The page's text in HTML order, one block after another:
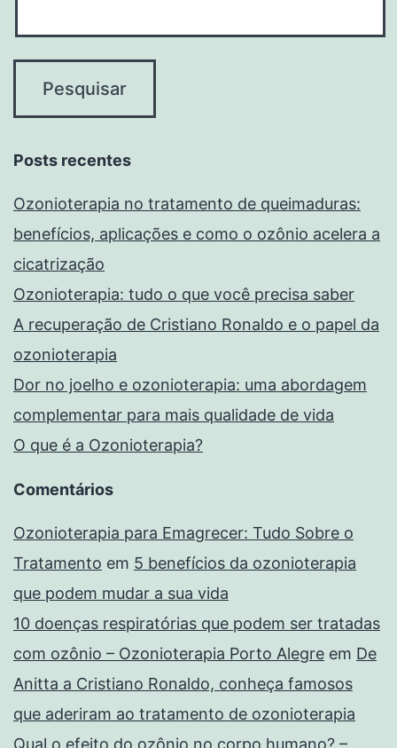
Posts recentes
Ozonioterapia no tratamento de queimaduras:
benefícios, aplicações e como o ozônio acelera a
cicatrização
Ozonioterapia: tudo o que você precisa saber
A recuperação de Cristiano Ronaldo e o papel da
ozonioterapia
Dor no joelho e ozonioterapia: uma abordagem
complementar para mais qualidade de vida
O que é a Ozonioterapia?
Comentários
Ozonioterapia para Emagrecer: Tudo Sobre o
Tratamento em 5 benefícios da ozonioterapia
que podem mudar a sua vida
10 doenças respiratórias que podem ser tratadas
com ozônio – Ozonioterapia Porto Alegre em De
Anitta a Cristiano Ronaldo, conheça famosos
que aderiram ao tratamento de ozonioterapia
Qual o efeito do ozônio no corpo humano? –